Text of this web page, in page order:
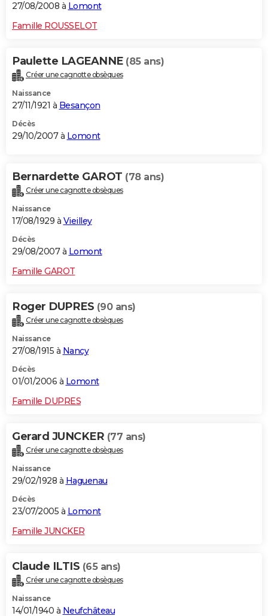
27/08/2008 à Lomont
Famille ROUSSELOT
Paulette LAGEANNE (85 ans)
Créer une cagnotte obsèques
Naissance
27/11/1921 à Besançon
Décès
29/10/2007 à Lomont
Bernardette GAROT (78 ans)
Créer une cagnotte obsèques
Naissance
17/08/1929 à Vieilley
Décès
29/08/2007 à Lomont
Famille GAROT
Roger DUPRES (90 ans)
Créer une cagnotte obsèques
Naissance
27/08/1915 à Nancy
Décès
01/01/2006 à Lomont
Famille DUPRES
Gerard JUNCKER (77 ans)
Créer une cagnotte obsèques
Naissance
29/02/1928 à Haguenau
Décès
23/07/2005 à Lomont
Famille JUNCKER
Claude ILTIS (65 ans)
Créer une cagnotte obsèques
Naissance
14/01/1940 à Neufchâteau